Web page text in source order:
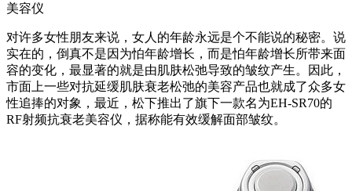
美容仪
对许多女性朋友来说，女人的年龄永远是个不能说的秘密。说
实在的，倒真不是因为怕年龄增长，而是怕年龄增长所带来面
容的变化，最显著的就是由肌肤松弛导致的皱纹产生。因此，
市面上一些对抗延缓肌肤衰老松弛的美容产品也就成了众多女
性追捧的对象，最近，松下推出了旗下一款名为EH-SR70的
RF射频抗衰老美容仪，据称能有效缓解面部皱纹。